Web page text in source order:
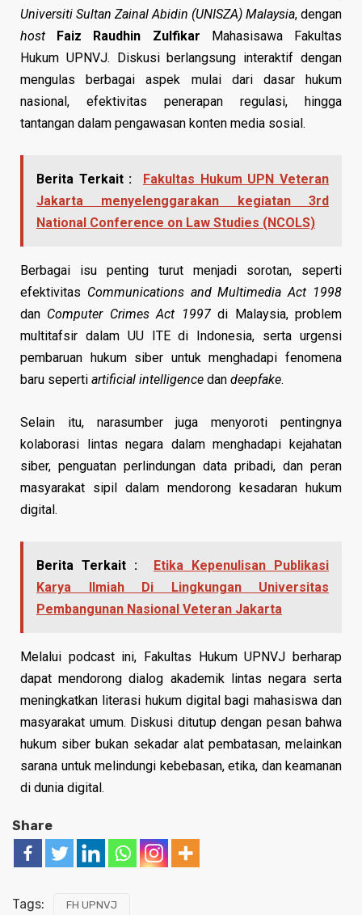
Universiti Sultan Zainal Abidin (UNISZA) Malaysia, dengan
host
Faiz Raudhin Zulfikar Mahasisawa Fakultas
Hukum UPNVJ. Diskusi berlangsung interaktif dengan
mengulas berbagai aspek mulai dari dasar hukum
nasional, efektivitas penerapan regulasi, hingga
tantangan dalam pengawasan konten media sosial.
Berita Terkait :
Fakultas Hukum UPN Veteran
Jakarta menyelenggarakan kegiatan 3rd
National Conference on Law Studies (NCOLS)
Berbagai isu penting turut menjadi sorotan, seperti
efektivitas Communications and Multimedia Act 1998
dan Computer Crimes Act 1997di Malaysia, problem
multitafsir dalam UU ITE di Indonesia, serta urgensi
pembaruan hukum siber untuk menghadapi fenomena
baru seperti artificial intelligence dan deepfake.
Selain itu, narasumber juga menyoroti pentingnya
kolaborasi lintas negara dalam menghadapi kejahatan
siber, penguatan perlindungan data pribadi, dan peran
masyarakat sipil dalam mendorong kesadaran hukum
digital.
Berita Terkait :
Etika Kepenulisan Publikasi
Karya Ilmiah Di Lingkungan Universitas
Pembangunan Nasional Veteran Jakarta
Melalui podcast ini, Fakultas Hukum UPNVJ berharap
dapat mendorong dialog akademik lintas negara serta
meningkatkan literasi hukum digital bagi mahasiswa dan
masyarakat umum. Diskusi ditutup dengan pesan bahwa
hukum siber bukan sekadar alat pembatasan, melainkan
sarana untuk melindungi kebebasan, etika, dan keamanan
di dunia digital.
Share
Tags: FH UPNVJ